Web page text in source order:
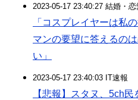
2023-05-17 23:40:27 結婚・
「コスプレイヤーは私
マンの要望に答えるの
い」
2023-05-17 23:40:03 IT速報
【悲報】スタヌ、5ch